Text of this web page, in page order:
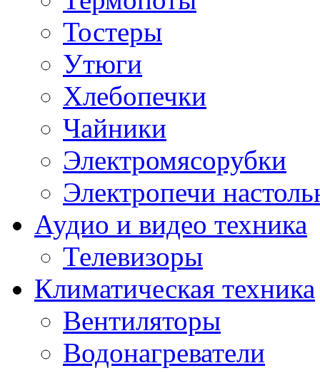
Тостеры
Утюги
Хлебопечки
Чайники
Электромясорубки
Электропечи
Аудио и видео техника
Телевизоры
Климатическая техника
Вентиляторы
Водонагреватели